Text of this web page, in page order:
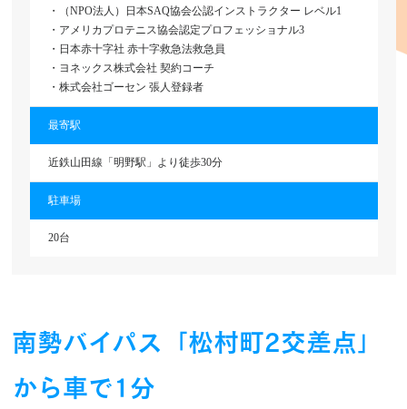
・（NPO法人）日本SAQ協会公認インストラクター レベル1
・アメリカプロテニス協会認定プロフェッショナル3
・日本赤十字社 赤十字救急法救急員
・ヨネックス株式会社 契約コーチ
・株式会社ゴーセン 張人登録者
最寄駅
近鉄山田線「明野駅」より徒歩30分
駐車場
20台
南勢バイパス「松村町2交差点」
から車で1分